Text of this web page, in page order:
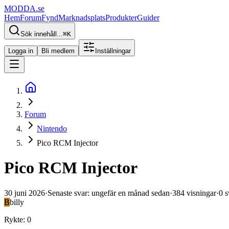
MODDA.se
HemForumFyndMarknadsplatsProdukterGuider
Sök innehåll...⌘K
Logga in Bli medlem Inställningar
Forum
Nintendo
Pico RCM Injector
Pico RCM Injector
30 juni 2026·Senaste svar: ungefär en månad sedan·384 visningar·0
Bbilly
Rykte: 0